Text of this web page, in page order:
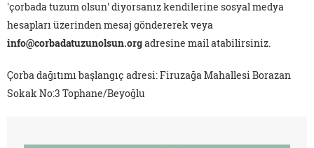
'çorbada tuzum olsun' diyorsanız kendilerine sosyal medya
hesapları üzerinden mesaj göndererek veya
info@corbadatuzunolsun.orgadresine mail atabilirsiniz.
Çorba dağıtımı başlangıç adresi: Firuzağa Mahallesi Borazan
Sokak No:3 Tophane/Beyoğlu